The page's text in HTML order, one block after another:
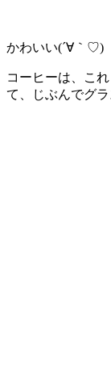
かわいい(´∀｀♡)
コーヒーは、こ
て、じぶんでグ